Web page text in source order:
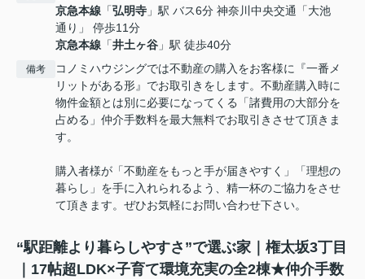
京急本線 「弘明寺 」駅 バス6分 神奈川中央交通「大池
通り」 停歩11分
京急本線 「井土ヶ谷 」駅 徒歩40分
備考
コノミハウジングでは不動産の購入をお客様に『一番メ
リットがある形』でお取引きをします。不動産購入時に
物件金額とは別に必要になってくる「諸費用の大部分を
占める」仲介手数料を最大無料でお取引きさせて頂きま
す。
購入者様が「不動産をもっと手が届きやすく」「理想の
暮らし」を手に入れられるよう、精一杯のご協力をさせ
て頂きます。ぜひお気軽にお問い合わせ下さい。
“駅距離より暮らしやすさ”で選ぶ家｜権太坂3丁目
｜17帖超LDK×子育て環境充実の全2棟★仲介手数